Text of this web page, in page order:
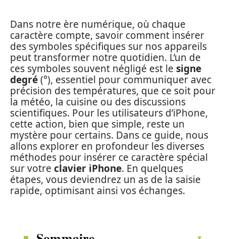
Dans notre ère numérique, où chaque
caractère compte, savoir comment insérer
des symboles spécifiques sur nos appareils
peut transformer notre quotidien. L’un de
ces symboles souvent négligé est le signe
degré(°), essentiel pour communiquer avec
précision des températures, que ce soit pour
la météo, la cuisine ou des discussions
scientifiques. Pour les utilisateurs d’iPhone,
cette action, bien que simple, reste un
mystère pour certains. Dans ce guide, nous
allons explorer en profondeur les diverses
méthodes pour insérer ce caractère spécial
sur votre clavier iPhone. En quelques
étapes, vous deviendrez un as de la saisie
rapide, optimisant ainsi vos échanges.